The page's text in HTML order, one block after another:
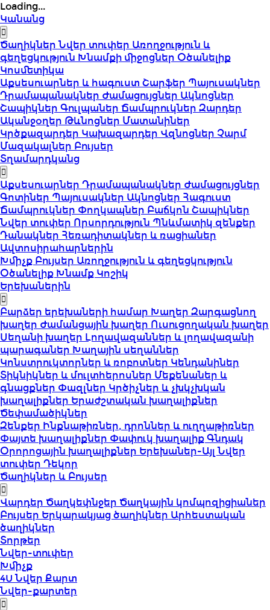
Loading...
Կանանց
ԾաղիկներՆվեր տուփեր Առողջություն և
գեղեցկություն Խնամքի միջոցներ Օծանելիք
Կոսմետիկա
Աքսեսուարներ և հագուստ Շարֆեր Պայուսակներ
Դրամապանակներ Ժամացույցներ Ակնոցներ
Շապիկներ Գուլպաներ Ճամպրուկներ Զարդեր
Ականջօղեր Թևնոցներ Մատանիներ
Կրծքազարդեր Կախազարդեր Վզնոցներ Չարմ
Մազակալներ Բույսեր
Տղամարդկանց
Աքսեսուարներ Դրամապանակներ Ժամացույցներ
Գոտիներ Պայուսակներ Ակնոցներ Հագուստ
Ճամպրուկներ Փողկապներ Բաճկոն Շապիկներ
Նվեր տուփեր Որսորդություն Պնևմատիկ զենքեր
Դանակներ Հեռադիտակներ և ռացիաներ
Ավտոսիրահարներին
Խմիչք Բույսեր Առողջություն և գեղեցկություն
Օծանելիք Խնամք Կոշիկ
Երեխաներին
Բարձեր երեխաների համար Խաղեր Զարգացնող
խաղեր Ժամանցային խաղեր Ուսուցողական խաղեր
Սեղանի խաղեր Լողավազաններ և լողավազանի
պարագաներ Խաղային սեղաններ
Կոնստրուկտորներ և ռոբոտներ Կենդանիներ
Տիկնիկներ և մուլտհերոսներ Մեքենաներ և
գնացքներ Փազլներ Կրծիչներ և չխկչխկան
խաղալիքներ Երաժշտական խաղալիքներ
Ծեփամածիկներ
Զենքեր Ինքնաթիռներ, դրոններ և ուղղաթիռներ
Փայտե խաղալիքներ Փափուկ խաղալիքԳնդակ
Օրորոցային խաղալիքներ Երեխաներ-ԱյլՆվեր
տուփեր Դեկոր
Ծաղիկներ և Բույսեր
Վարդեր Ծաղկեփնջեր Ծաղկային կոմպոզիցիաներ
Բույսեր Երկարակյաց ծաղիկներ Արհեստական
ծաղիկներ
Տորթեր
Նվեր-տուփեր
Խմիչք
4U Նվեր Քարտ
Նվեր-քարտեր